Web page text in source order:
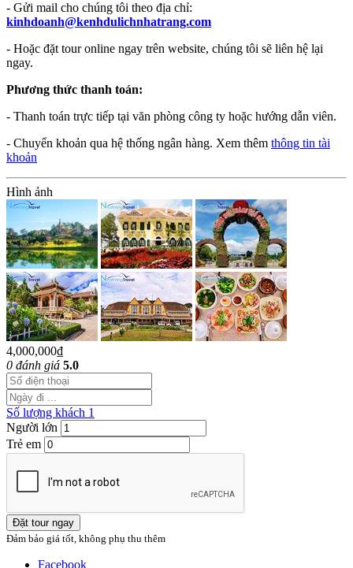
- Gửi mail cho chúng tôi theo địa chỉ:
kinhdoanh@kenhdulichnhatrang.com
- Hoặc đặt tour online ngay trên website, chúng tôi sẽ liên hệ lại
ngay.
Phương thức thanh toán:
- Thanh toán trực tiếp tại văn phòng công ty hoặc hướng dẫn viên.
- Chuyển khoản qua hệ thống ngân hàng. Xem thêm thông tin tài
khoản
Hình ảnh
4,000,000₫
0 đánh giá 5.0
Số lượng khách 1
Người lớn
Trẻ em
Đặt tour ngay
Đảm bảo giá tốt, không phụ thu thêm
Facebook